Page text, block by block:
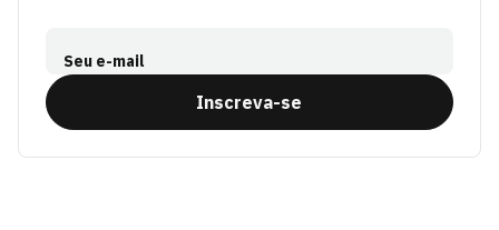
Seu e-mail
Inscreva-se